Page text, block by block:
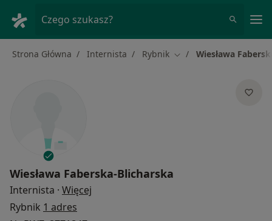
Czego szukasz?
Strona Główna Internista Rybnik Zmień miasto
Wiesława
Wiesława Faberska-Blicharska
Internista · Więcej
Rybnik 1 adres